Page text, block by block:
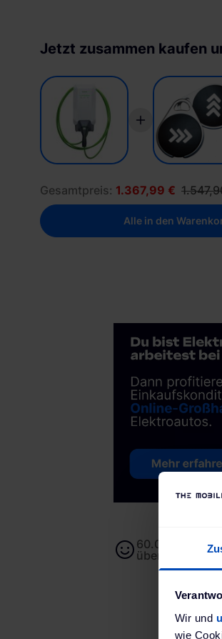
Wir und
wie
Jetzt zusammen kaufen
Gesamtpreis: 1.367,99 €
Alle in den
60.000+
überzeugt